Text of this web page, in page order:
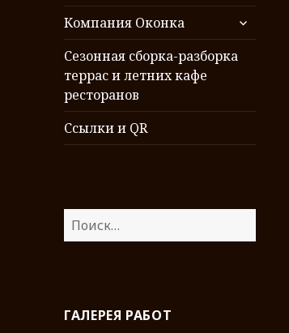
Компания Оконка
раскрыть
дочернее
меню
Сезонная сборка-разборка
террас и летних кафе
ресторанов
Ссылки и QR
Н
а
:ГАЛЕРЕЯ РАБОТ